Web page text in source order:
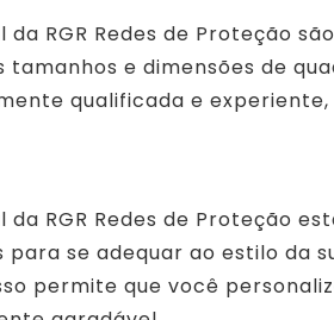
RGR Redes de Proteção
e dimensões de
qualificada e
RGR Redes de Proteção
se adequar ao estilo da
permite que você